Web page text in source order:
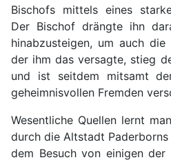
Bischofs mittels eines
Der Bischof drängte ihn
hinabzusteigen, um auch
der ihm das versagte, stieg
und ist seitdem mitsamt
geheimnisvollen Fremden
Wesentliche Quellen lernt
durch die Altstadt
dem Besuch von einigen der